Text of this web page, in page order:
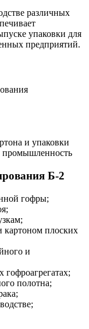
различных
упаковки для
предприятий.
и упаковки
промышленность
Б-2
гофры;
картоном плоских
и
гофроагрегатах;
полотна;